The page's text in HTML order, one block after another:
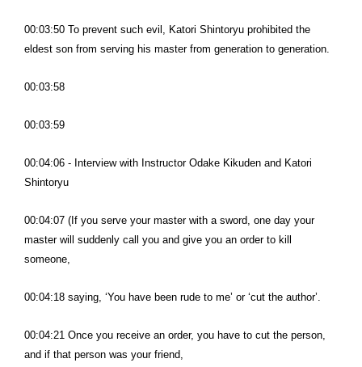
00:03:50 To prevent such evil, Katori Shintoryu prohibited the
eldest son from serving his master from generation to generation.
00:03:58
00:03:59
00:04:06 - Interview with Instructor Odake Kikuden and Katori
Shintoryu
00:04:07 (If you serve your master with a sword, one day your
master will suddenly call you and give you an order to kill
someone,
00:04:18 saying, ‘You have been rude to me’ or ‘cut the author’.
00:04:21 Once you receive an order, you have to cut the person,
and if that person was your friend,